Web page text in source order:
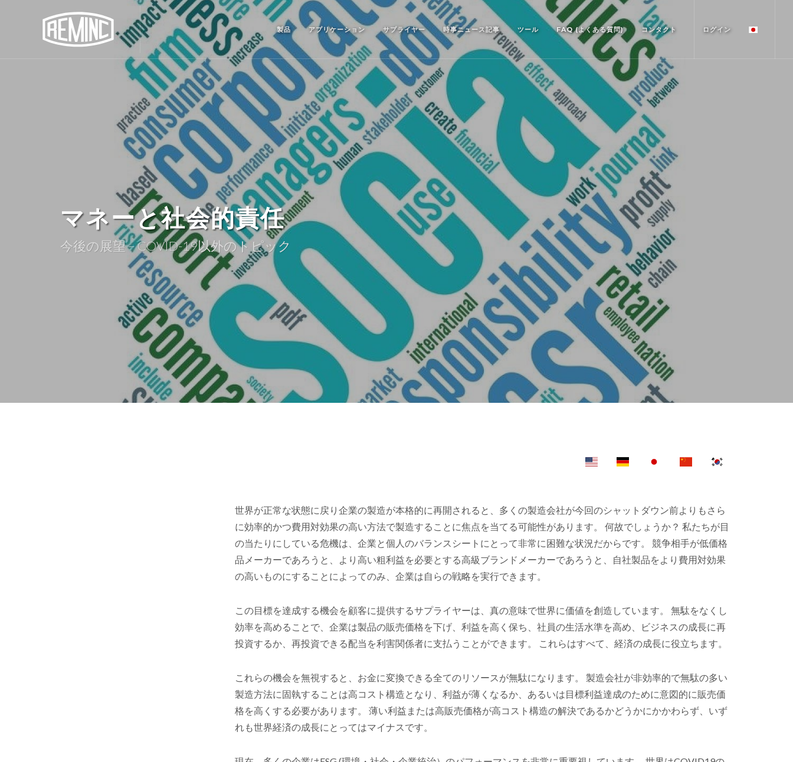
製品 アプリケーション サプライヤー 時事ニュース記事 ツール FAQ (よくある質問) コンタクト ログイン
マネーと社会的責任
今後の展望 – COVID-19以外のトピック
世界が正常な状態に戻り企業の製造が本格的に再開されると、多くの製造会社が今回のシャットダウン前よりもさら
に効率的かつ費用対効果の高い方法で製造することに焦点を当てる可能性があります。 何故でしょうか？ 私たちが目
の当たりにしている危機は、企業と個人のバランスシートにとって非常に困難な状況だからです。 競争相手が低価格
品メーカーであろうと、より高い粗利益を必要とする高級ブランドメーカーであろうと、自社製品をより費用対効果
の高いものにすることによってのみ、企業は自らの戦略を実行できます。
この目標を達成する機会を顧客に提供するサプライヤーは、真の意味で世界に価値を創造しています。 無駄をなくし
効率を高めることで、企業は製品の販売価格を下げ、利益を高く保ち、社員の生活水準を高め、ビジネスの成長に再
投資するか、再投資できる配当を利害関係者に支払うことができます。 これらはすべて、経済の成長に役立ちます。
これらの機会を無視すると、お金に変換できる全てのリソースが無駄になります。 製造会社が非効率的で無駄の多い
製造方法に固執することは高コスト構造となり、利益が薄くなるか、あるいは目標利益達成のために意図的に販売価
格を高くする必要があります。 薄い利益または高販売価格が高コスト構造の解決であるかどうかにかかわらず、いず
れも世界経済の成長にとってはマイナスです。